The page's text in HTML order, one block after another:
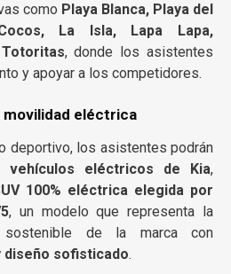
como Playa Blanca, Playa del
La Isla, Lapa Lapa,
, donde los asistentes
y apoyar a los competidores.
movilidad eléctrica
deportivo, los asistentes podrán
vehículos eléctricos de Kia,
100% eléctrica elegida por
, un modelo que representa la
de la marca con
diseño sofisticado.